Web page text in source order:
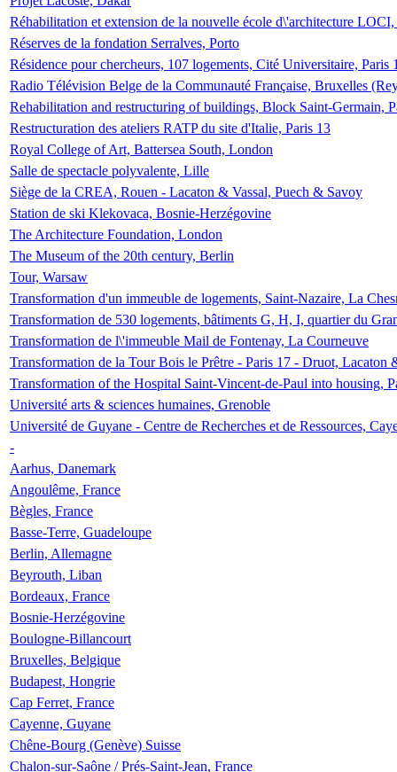
Réhabilitation et extension de la nouvelle école d\'architecture
Réserves de la fondation Serralves, Porto
Résidence pour chercheurs, 107 logements, Cité Universitaire, Paris
Radio Télévision Belge de la Communauté Française, Bruxelles
Rehabilitation and restructuring of buildings, Block Saint-Germain,
Restructuration des ateliers RATP du site d'Italie, Paris 13
Royal College of Art, Battersea South, London
Salle de spectacle polyvalente, Lille
Siège de la CREA, Rouen - Lacaton & Vassal, Puech & Savoy
Station de ski Klekovaca, Bosnie-Herzégovine
The Architecture Foundation, London
The Museum of the 20th century, Berlin
Tour, Warsaw
Transformation d'un immeuble de logements, Saint-Nazaire, La
Transformation de 530 logements, bâtiments G, H, I, quartier du
Transformation de l\'immeuble Mail de Fontenay, La Courneuve
Transformation de la Tour Bois le Prêtre - Paris 17 - Druot, Lacaton
Transformation of the Hospital Saint-Vincent-de-Paul into housing,
Université arts & sciences humaines, Grenoble
Université de Guyane - Centre de Recherches et de Ressources,
-
Aarhus, Danemark
Angoulême, France
Bègles, France
Basse-Terre, Guadeloupe
Berlin, Allemagne
Beyrouth, Liban
Bordeaux, France
Bosnie-Herzégovine
Boulogne-Billancourt
Bruxelles, Belgique
Budapest, Hongrie
Cap Ferret, France
Cayenne, Guyane
Chêne-Bourg (Genève) Suisse
Chalon-sur-Saône / Prés-Saint-Jean, France